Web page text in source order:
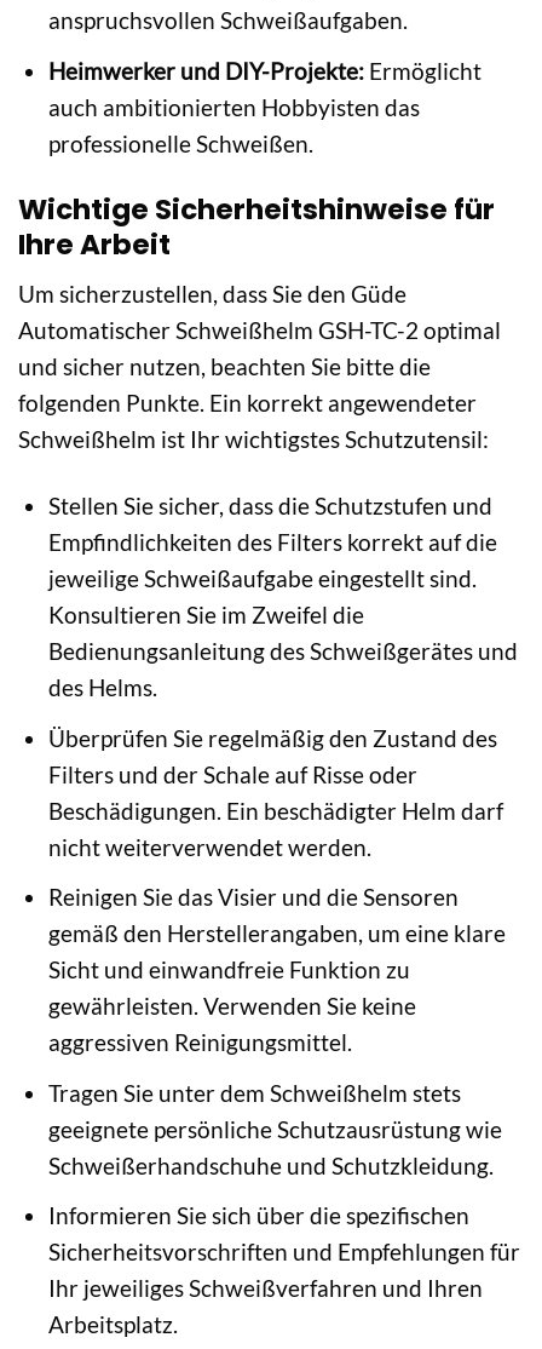
anspruchsvollen Schweißaufgaben.
Heimwerker und DIY-Projekte:Ermöglicht
auch ambitionierten Hobbyisten das
professionelle Schweißen.
Wichtige Sicherheitshinweise für
Ihre Arbeit
Um sicherzustellen, dass Sie den Güde
Automatischer Schweißhelm GSH-TC-2 optimal
und sicher nutzen, beachten Sie bitte die
folgenden Punkte. Ein korrekt angewendeter
Schweißhelm ist Ihr wichtigstes Schutzutensil:
Stellen Sie sicher, dass die Schutzstufen und
Empfindlichkeiten des Filters korrekt auf die
jeweilige Schweißaufgabe eingestellt sind.
Konsultieren Sie im Zweifel die
Bedienungsanleitung des Schweißgerätes und
des Helms.
Überprüfen Sie regelmäßig den Zustand des
Filters und der Schale auf Risse oder
Beschädigungen. Ein beschädigter Helm darf
nicht weiterverwendet werden.
Reinigen Sie das Visier und die Sensoren
gemäß den Herstellerangaben, um eine klare
Sicht und einwandfreie Funktion zu
gewährleisten. Verwenden Sie keine
aggressiven Reinigungsmittel.
Tragen Sie unter dem Schweißhelm stets
geeignete persönliche Schutzausrüstung wie
Schweißerhandschuhe und Schutzkleidung.
Informieren Sie sich über die spezifischen
Sicherheitsvorschriften und Empfehlungen für
Ihr jeweiliges Schweißverfahren und Ihren
Arbeitsplatz.